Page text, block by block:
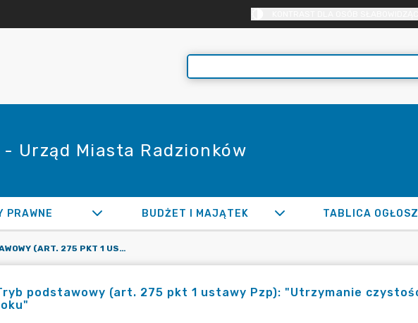
Urząd Miasta Radzionków
PRAWNE BUDŻET I MAJĄTEK TABLICA
TRYB PODSTAWOWY (ART. 275 PKT 1 USTAWY PZP): "UTRZYMANIE CZYSTOŚCI W GMINIE RADZIONKÓW W 2024 ROKU"
podstawowy (art. 275 pkt 1 ustawy Pzp): "Utrzymanie